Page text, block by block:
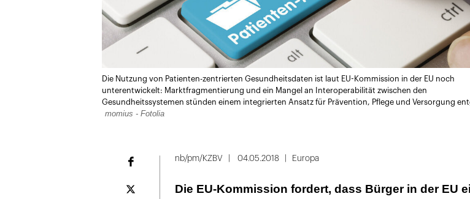
Die Nutzung von Patienten-zentrierten Gesundheitsdaten ist laut EU-Kommission in der EU noch
unterentwickelt: Marktfragmentierung und ein Mangel an Interoperabilität zwischen den
Gesundheitssystemen stünden einem integrierten Ansatz für Prävention, Pflege und Versorgung
momius - Fotolia
Plattform
nb/pm/KZBV 04.05.2018 Europa
Die EU-Kommission fordert, dass Bürger in der EU